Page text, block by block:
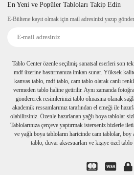
En Yeni ve Popüler Tabloları Takip Edin
E-Bültene kayıt olmak için mail adresinizi yazıp
Tablo Center özenle seçilmiş sanatsal eserleri son
mdf üzerine bastırmanıza imkan sunar. Yüksek
kanvas tablo, mdf tablo, cam tablo olarak canlı
vermeden tablo haline getirilir. Aynı zamanda
göndererek resimlerinizi tablo olmasına olanak
akademik ressamlarımız tarafından el emeği ile
olabilirsiniz. Özenle hazırlanan yağlı boya tablolar
Tablolarınıza çerçeve yaptırmak isterseniz bizlerle
ve yağlı boya tabloların haricinde cam tablolar,
tablo, duvar aksesuarları ve kişiye özel